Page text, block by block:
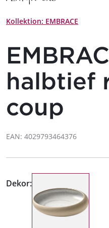
Kollektion: EMBRACE
halbtief
coup
EAN: 4029793464376
Dekor: